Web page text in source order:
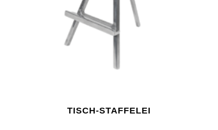
TISCH-STAFFELEI